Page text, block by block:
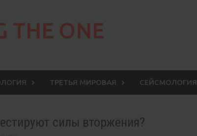
THE ONE
ТРЕТЬЯ МИРОВАЯ СЕЙСМОЛОГИЯ
силы вторжения?